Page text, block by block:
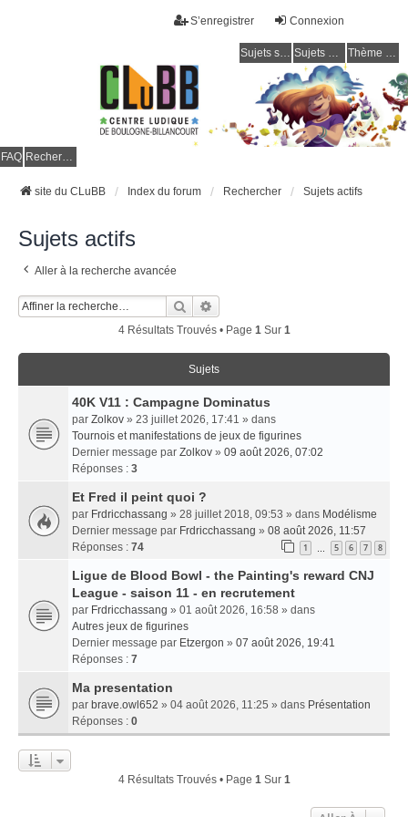
Connexion
S’enregistrer
Sujets sans réponse Sujets actifs Thème clair / foncé
FAQ Rechercher
site du CLuBB Index du forum Rechercher Sujets actifs
Sujets actifs
Aller à la recherche avancée
Rechercher
4 Résultats Trouvés • Page 1Sur 1
Sujets
40K V11 : Campagne Dominatus
par Zolkov » 23 juillet 2026, 17:41 » dans
Tournois et manifestations de jeux de figurines
Dernier message par Zolkov » 09 août 2026, 07:02
Réponses : 3
Et Fred il peint quoi ?
par Frdricchassang » 28 juillet 2018, 09:53 » dans Modélisme
Dernier message par Frdricchassang » 08 août 2026, 11:57
Réponses : 74 1 5 6 7 8
Ligue de Blood Bowl - the Painting's reward CNJ
League - saison 11 - en recrutement
par Frdricchassang » 01 août 2026, 16:58 » dans
Autres jeux de figurines
Dernier message par Etzergon » 07 août 2026, 19:41
Réponses : 7
Ma presentation
par brave.owl652 » 04 août 2026, 11:25 » dans Présentation
Réponses : 0
4 Résultats Trouvés • Page 1Sur 1